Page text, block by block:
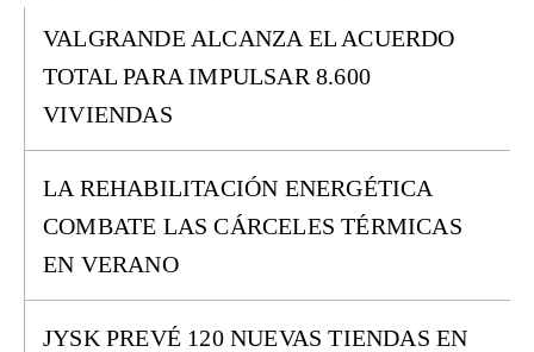
VALGRANDE ALCANZA EL ACUERDO
TOTAL PARA IMPULSAR 8.600
VIVIENDAS
LA REHABILITACIÓN ENERGÉTICA
COMBATE LAS CÁRCELES TÉRMICAS
EN VERANO
JYSK PREVÉ 120 NUEVAS TIENDAS EN